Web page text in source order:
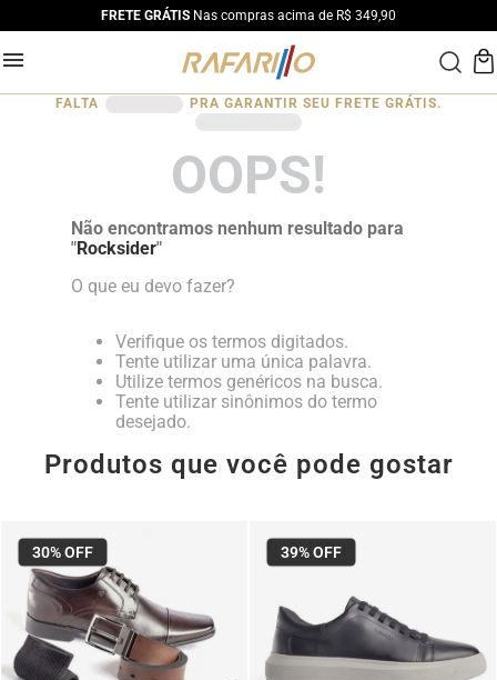
FRETE GRÁTIS Nas compras acima de R$ 349,90
FALTA PRA GARANTIR SEU FRETE GRÁTIS.
OOPS!
Não encontramos nenhum resultado para
"Rocksider"
O que eu devo fazer?
Verifique os termos digitados.
Tente utilizar uma única palavra.
Utilize termos genéricos na busca.
Tente utilizar sinônimos do termo
desejado.
Produtos que você pode gostar
30%OFF 39%OFF